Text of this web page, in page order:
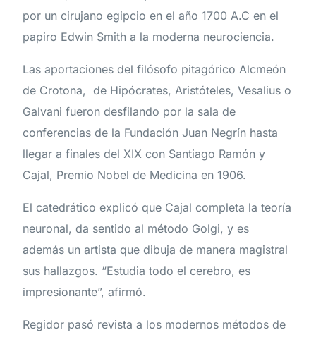
por un cirujano egipcio en el año 1700 A.C en el
papiro Edwin Smith a la moderna neurociencia.
Las aportaciones del filósofo pitagórico Alcmeón
de Crotona, de Hipócrates, Aristóteles, Vesalius o
Galvani fueron desfilando por la sala de
conferencias de la Fundación Juan Negrín hasta
llegar a finales del XIX con Santiago Ramón y
Cajal, Premio Nobel de Medicina en 1906.
El catedrático explicó que Cajal completa la teoría
neuronal, da sentido al método Golgi, y es
además un artista que dibuja de manera magistral
sus hallazgos. “Estudia todo el cerebro, es
impresionante”, afirmó.
Regidor pasó revista a los modernos métodos de